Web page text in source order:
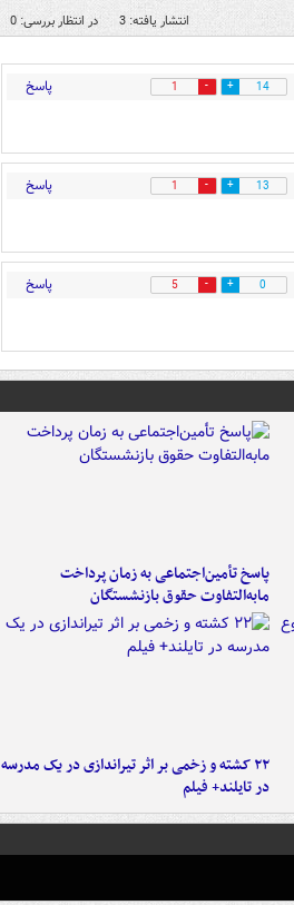
انتشار یافته: 3 در انتظار بررسی: 0
14
1 پاسخ
13
1 پاسخ
0
5 پاسخ
پاسخ تأمین‌اجتماعی به زمان پرداخت
مابه‌التفاوت حقوق بازنشستگان
۲۲ کشته و زخمی بر اثر تیراندازی در یک مدرسه
در تایلند+ فیلم